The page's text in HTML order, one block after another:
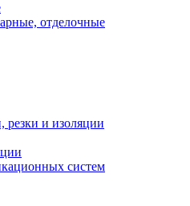
отделочные
резки и изоляции
систем